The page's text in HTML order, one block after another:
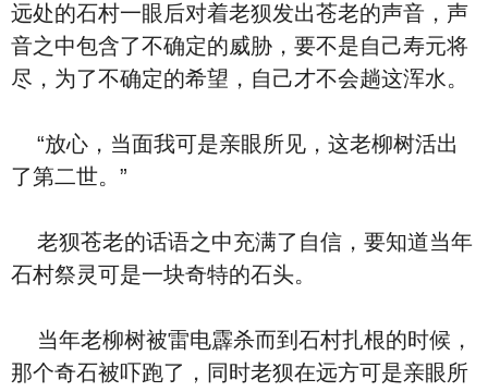
远处的石村一眼后对着老狈发出苍老的声音，声
音之中包含了不确定的威胁，要不是自己寿元将
尽，为了不确定的希望，自己才不会趟这浑水。
“放心，当面我可是亲眼所见，这老柳树活出
了第二世。”
老狈苍老的话语之中充满了自信，要知道当年
石村祭灵可是一块奇特的石头。
当年老柳树被雷电霹杀而到石村扎根的时候，
那个奇石被吓跑了，同时老狈在远方可是亲眼所